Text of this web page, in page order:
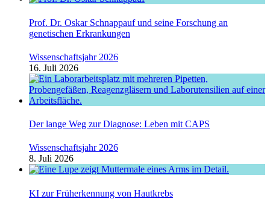
Prof. Dr. Oskar Schnappauf und seine Forschung an
genetischen Erkrankungen
Wissenschaftsjahr 2026
16. Juli 2026
Der lange Weg zur Diagnose: Leben mit CAPS
Wissenschaftsjahr 2026
8. Juli 2026
KI zur Früherkennung von Hautkrebs